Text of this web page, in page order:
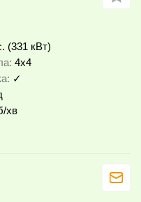
(331 кВт)
4x4
✓
хв